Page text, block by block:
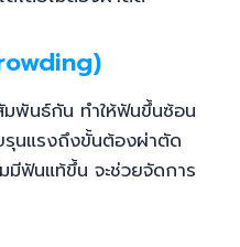
มพันธ์กัน ทำให้ฟันขึ้นซ้อน
รุนแรงถึงขั้นต้องผ่าตัด
ฟันแท้ขึ้น จะช่วยจัดการ